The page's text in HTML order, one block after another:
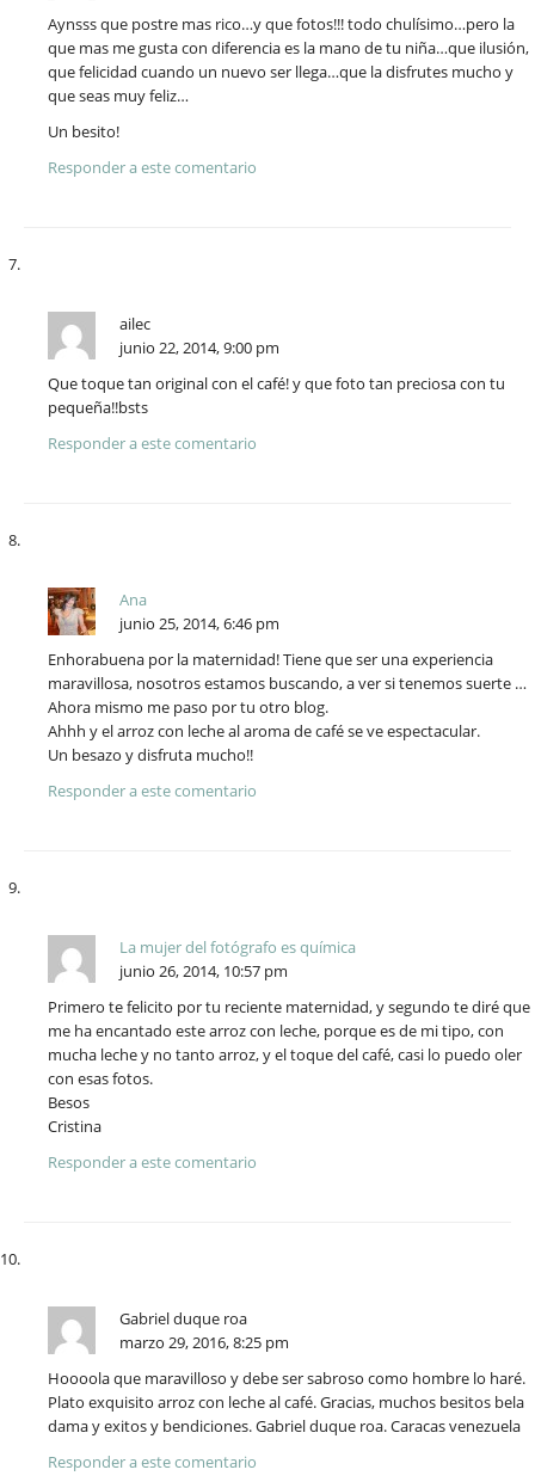
Aynsss que postre mas rico…y que fotos!!! todo chulísimo…pero la
que mas me gusta con diferencia es la mano de tu niña…que ilusión,
que felicidad cuando un nuevo ser llega…que la disfrutes mucho y
que seas muy feliz…
Un besito!
Responder a este comentario
ailec
junio 22, 2014, 9:00 pm
Que toque tan original con el café! y que foto tan preciosa con tu
pequeña!!bsts
Responder a este comentario
Ana
junio 25, 2014, 6:46 pm
Enhorabuena por la maternidad! Tiene que ser una experiencia
maravillosa, nosotros estamos buscando, a ver si tenemos suerte …
Ahora mismo me paso por tu otro blog.
Ahhh y el arroz con leche al aroma de café se ve espectacular.
Un besazo y disfruta mucho!!
Responder a este comentario
La mujer del fotógrafo es química
junio 26, 2014, 10:57 pm
Primero te felicito por tu reciente maternidad, y segundo te diré que
me ha encantado este arroz con leche, porque es de mi tipo, con
mucha leche y no tanto arroz, y el toque del café, casi lo puedo oler
con esas fotos.
Besos
Cristina
Responder a este comentario
Gabriel duque roa
marzo 29, 2016, 8:25 pm
Hoooola que maravilloso y debe ser sabroso como hombre lo haré.
Plato exquisito arroz con leche al café. Gracias, muchos besitos bela
dama y exitos y bendiciones. Gabriel duque roa. Caracas venezuela
Responder a este comentario